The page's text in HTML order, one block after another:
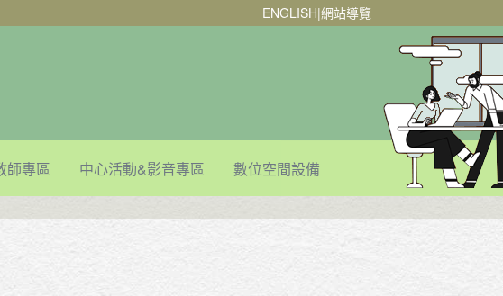
ENGLISH|網站導覽
師專區 中心活動&影音專區 數位空間設備